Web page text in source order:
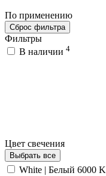
По применению
Сброс фильтра
Фильтры
В наличии 4
Цвет свечения
Выбрать все
White | Белый 6000 K